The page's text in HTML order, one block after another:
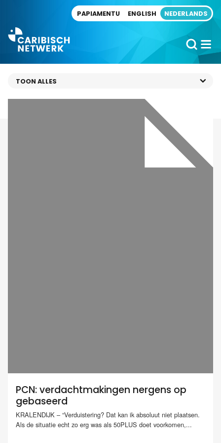
PAPIAMENTU ENGLISH NEDERLANDS
PCN: verdachtmakingen nergens op
gebaseerd
KRALENDIJK – “Verduistering? Dat kan ik absoluut niet plaatsen.
Als de situatie echt zo erg was als 50PLUS doet voorkomen,...